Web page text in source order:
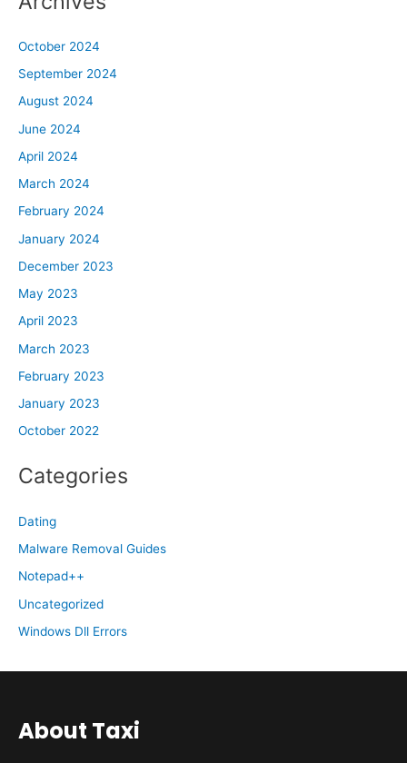
October 2024
September 2024
August 2024
June 2024
April 2024
March 2024
February 2024
January 2024
December 2023
May 2023
April 2023
March 2023
February 2023
January 2023
October 2022
Categories
Dating
Malware Removal Guides
Notepad++
Uncategorized
Windows Dll Errors
About Taxi